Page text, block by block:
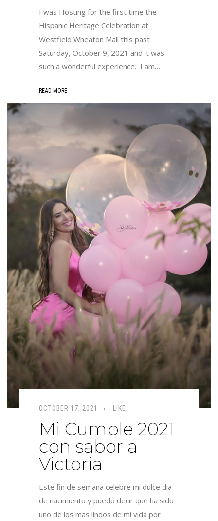
I was Hosting for the first time the
Hispanic Heritage Celebration at
Westfield Wheaton Mall this past
Saturday, October 9, 2021 and it was
such a wonderful experience. I am…
READ MORE
OCTOBER 17, 2021 LIKE
Mi Cumple 2021
con sabor a
Victoria
Este fin de semana celebre mi dulce dia
de nacimiento y puedo decir que ha sido
uno de los mas lindos de mi vida por